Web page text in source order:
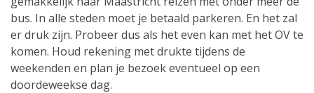
bus. In alle steden moet je betaald parkeren. En het zal
er druk zijn. Probeer dus als het even kan met het OV te
komen. Houd rekening met drukte tijdens de
weekenden en plan je bezoek eventueel op een
doordeweekse dag.